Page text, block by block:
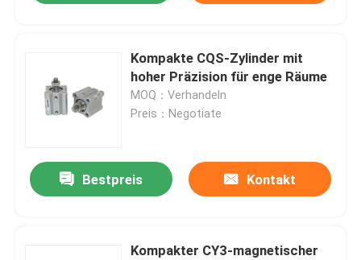
Kompakte CQS-Zylinder mit
hoher Präzision für enge Räume
MOQ：Verhandeln
Preis：Negotiate
Bestpreis Kontakt
Kompakter CY3-magnetischer